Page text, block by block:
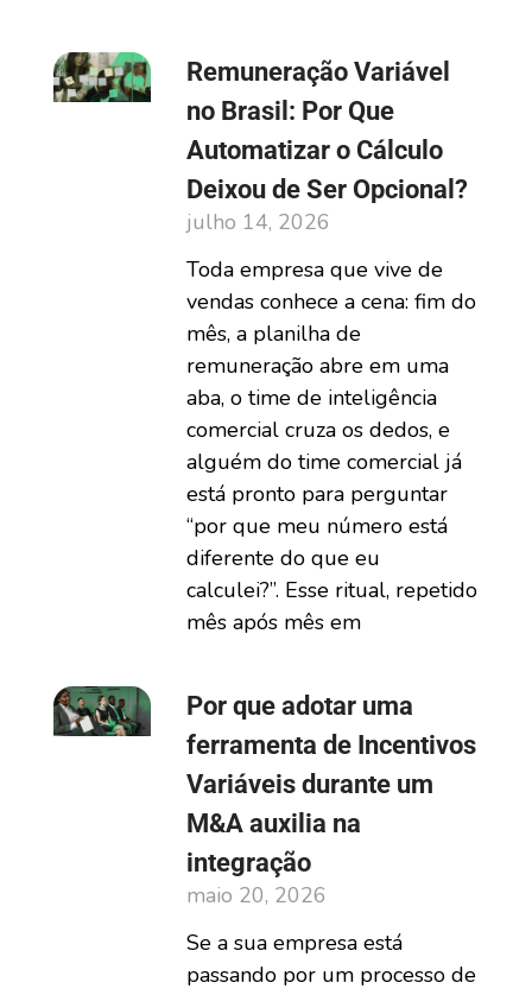
Remuneração Variável
no Brasil: Por Que
Automatizar o Cálculo
Deixou de Ser Opcional?
julho 14, 2026
Toda empresa que vive de
vendas conhece a cena: fim do
mês, a planilha de
remuneração abre em uma
aba, o time de inteligência
comercial cruza os dedos, e
alguém do time comercial já
está pronto para perguntar
“por que meu número está
diferente do que eu
calculei?”. Esse ritual, repetido
mês após mês em
Por que adotar uma
ferramenta de Incentivos
Variáveis durante um
M&A auxilia na
integração
maio 20, 2026
Se a sua empresa está
passando por um processo de